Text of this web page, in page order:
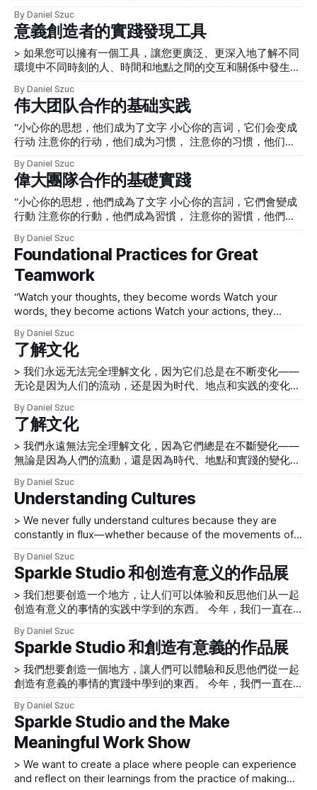
表。您可以从一分钟开始，然后是一小时、一天、一周、一个
月、一年等等。考虑在该时间线上发生的活动——跨越不同时
间范围内的时刻。 你与谁互动，为什么？你需要完成什么？
是什么帮助您或阻止您实现这一成就。在某些时候，您需要同
您和其他人的关键时刻。 现在，想像一下将这些时刻划分为
不同的时间跨度，并考虑在何处可以将它们用作分析单元——
每个单元构成一个故事的一部分。如果您可以拥有一个工具，
让您更广泛、更深入地了解不同环境中不同时刻的人、时间和
地点之间的交互和关系中发生的事情，会怎样？ > 为了促进反
思并发现我们的工作文化中通常隐含或隐藏的内容，我们需要
发展工作实践、习惯和文化，使我们隐含或隐藏的实践可见。
考虑一下那些时刻的差距 [https://www.youtube.com/watch?
v=2rI__yYEpQI] 。您需要能够确定在这些时刻之间的间隙中发
生了什么，以及这些间隙
By Daniel Szuc
意義創造者的實踐發現工具
> 如果您可以擁有一個工具，讓您更廣泛、更深入地了解不同
環境中不同時刻的人、時間和地點之間的交互和關係中發生的
表。您可以從一分鐘開始，然後是一小時、一天、一周、一個
月、一年等等。考慮在該時間線上發生的活動——跨越不同時
間範圍內的時刻。 你與誰互動，為什麼？你需要完成什麼？
是什麼幫助您或阻止您實現這一成就。在某些時候，您需要同
您和其他人的關鍵時刻。 現在，想像一下將這些時刻劃分為
不同的時間跨度，並考慮在何處可以將它們用作分析單元——
每個單元構成一個故事的一部分。如果您可以擁有一個工具，
讓您更廣泛、更深入地了解不同環境中不同時刻的人、時間和
地點之間的交互和關係中發生的事情，會怎樣？ > 為了促進反
思並發現我們的工作文化中通常隱含或隱藏的內容，我們需要
發展工作實踐、習慣和文化，使我們隱含或隱藏的實踐可見。
v=2rI__yYEpQI] 。您需要能夠確定在這些時刻之間的間隙中發
生了什麼，以及這些間隙
By Daniel Szuc
伟大团队合作的基础实践
“小心你的思想，他们成为了文字 小心你的言词，它们会变成
行动 注意你的行动，他们成为习惯， 注意你的习惯，他们成
任、尊重、安全和有意义的意图…… 23 年前，丹在尼尔·西蒙
(Neil Simon) 的戏剧《23 楼的笑声》(Laughter on the 23rd
Floor ) 中演出，饰演角色Milt Fields。就在最近，该剧的演员
团聚在一起进行在线剧本阅读。虽然丹与演员互动已经很长时
能够创造一个信任、安全的环境，并进行了合理的打磨一起读
剧本。一点也不差。 令我们感兴趣的是，没有人谈论意义或
定义可能是什么，制定任何基本规则，或以一种或另一种方式
设置环境。演员们很少花时间讨论相互尊重意味着什么。 他
们能够直接进入阅读，几乎从23 年前停止的地方开始，并一
起完成了一个很好的在线剧本阅读。从一开始就有信任、
By Daniel Szuc
偉大團隊合作的基礎實踐
“小心你的思想，他們成為了文字 小心你的言詞，它們會變成
行動 注意你的行動，他們成為習慣， 注意你的習慣，他們成
任、尊重、安全和有意義的意圖…… 23 年前，丹在尼爾·西蒙
(Neil Simon) 的戲劇《23 樓的笑聲》(Laughter on the 23rd
Floor ) 中演出，飾演角色 Milt Fields。就在最近，該劇的演員
間了，但從每個人都接到電話並開始閱讀劇本直到結束，他們
能夠創造一個信任、安全的環境，並進行了合理的打磨一起讀
劇本。一點也不差。 令我們感興趣的是，沒有人談論意義或
定義可能是什麼，制定任何基本規則，或以一種或另一種方式
設置環境。演員們很少花時間討論相互尊重意味著什麼。 他
們能夠直接進入閱讀，幾乎從 23 年前停止的地方開始，
By Daniel Szuc
Foundational Practices for Great
Teamwork
“Watch your thoughts, they become words Watch your
words, they become actions Watch your actions, they
Watch your character, for it becomes your destiny.”—Lao
Tzu > There was trust, respect, safety, and meaningful
intention…. Twenty-three years ago, Dan performed in
By Daniel Szuc
了解文化
> 我们永远无法完全理解文化，因为它们总是在不断变化——
无论是因为人们的流动，还是因为时代、地点和实践的变化。
士，我们是局外人，组织邀请我们观察他们的组织文化。在其
他情况下，我们是在组织内工作并每天体验其文化的内部人
员。一个组织的文化可以影响我们任何人，这取决于我们与它
的互动。 挑战在于我们永远无法完全理解文化，因为它们总
点和实践的变化。谁负责明确培养和领导一种文化，以确保人
们不仅交付其交易性工作成果，而且还致力于实现有意义的成
人们的潜力、定义行为结果以及影响组织文化、战略和方向来
描述UX 专业人员如何成为文化领导者。 作为文化领导者的UX
专业人士 > 创造学习体验主要不是关于特定于我们的UX 工具
包或方法论的教学方法和工具，而是关于理解帮助个人、团队
和组织文化共同完成有意义的工作的关键实践。 理解组织文
化意味着我们意识到并在影响我们日常互动的文化中发挥积极
作用。我们相信，理解文化对于UX 专业人员在组织内扮演的
角色
By Daniel Szuc
了解文化
> 我們永遠無法完全理解文化，因為它們總是在不斷變化——
無論是因為人們的流動，還是因為時代、地點和實踐的變化。
士，我們是局外人，組織邀請我們觀察他們的組織文化。在其
他情況下，我們是在組織內工作並每天體驗其文化的內部人
員。一個組織的文化可以影響我們任何人，這取決於我們與它
的互動。 挑戰在於我們永遠無法完全理解文化，因為它們總
點和實踐的變化。誰負責明確培養和領導一種文化，以確保人
們不僅交付其交易性工作成果，而且還致力於實現有意義的成
果並培育人們工作的文化？ 在本文中，我們將通過幫助跟踪
人們的潛力、定義行為結果以及影響組織文化、戰略和方向來
描述 UX 專業人員如何成為文化領導者。 作為文化領導者的
UX 專業人士 > 創造學習體驗主要不是關於特定於我們的 UX
工具包或方法論的教學方法和工具，而是關於理解幫助個人、
團隊和組織文化共同完成有意義的工作的關鍵實踐。 理解組
織文化意味著我們意識到並在影響我們日常互動的文化中發揮
積極作用。我們相信，理解文化對於 UX 專業人員在組織內
By Daniel Szuc
Understanding Cultures
> We never fully understand cultures because they are
constantly in flux—whether because of the movements of
at play. The term culture describes the behaviors of people
in organizations. Sometimes, as UX professionals, we are
outsiders and organizations invite
By Daniel Szuc
Sparkle Studio 和创造有意义的作品展
> 我们想要创造一个地方，让人们可以体验和反思他们从一起
创造有意义的事情的实践中学到的东西。 今年，我们一直在
品”节目。该平台的创建将使我们能够全年举办一系列小型活
动，包括本次展会。 我们想邀请世界各地的人参加这个节
目，讨论与制作有意义的工作相关的各种话题；并一起体验节
目的起草、讨论、排练和制作。我们想要创造一个地方，让人
的东西。 这是一种旨在超越传统培训形式的实验，我们可以
开始一起制作，然后反思制作中的相关实践，而不是首先考虑
制作理论。在本文中，我们将描述并反思其制作过程中的经
验。 缺乏提供有意义工作的文化 > 他们可能经历过协作环
境……在外部事件中……。然而，一旦他们重返工作岗位……，
他们很快……就会恢复到他们的工业、交易方式工作和交付成
By Daniel Szuc
Sparkle Studio 和創造有意義的作品展
> 我們想要創造一個地方，讓人們可以體驗和反思他們從一起
創造有意義的事情的實踐中學到的東西。 今年，我們一直在
品”節目。該平台的創建將使我們能夠全年舉辦一系列小型活
動，包括本次展會。 我們想邀請世界各地的人參加這個節
目，討論與製作有意義的工作相關的各種話題；並一起體驗節
目的起草、討論、排練和製作。我們想要創造一個地方，讓人
們可以體驗和反思他們從一起創造有意義的事情的實踐中學到
的東西。 這是一種旨在超越傳統培訓形式的實驗，我們可以
By Daniel Szuc
Sparkle Studio and the Make
Meaningful Work Show
> We want to create a place where people can experience
and reflect on their learnings from the practice of making